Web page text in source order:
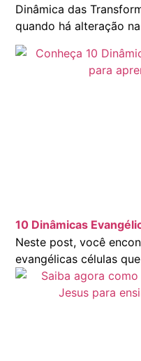
Dinâmica das
quando há alteração
10 Dinâmicas
Neste post, você
evangélicas células